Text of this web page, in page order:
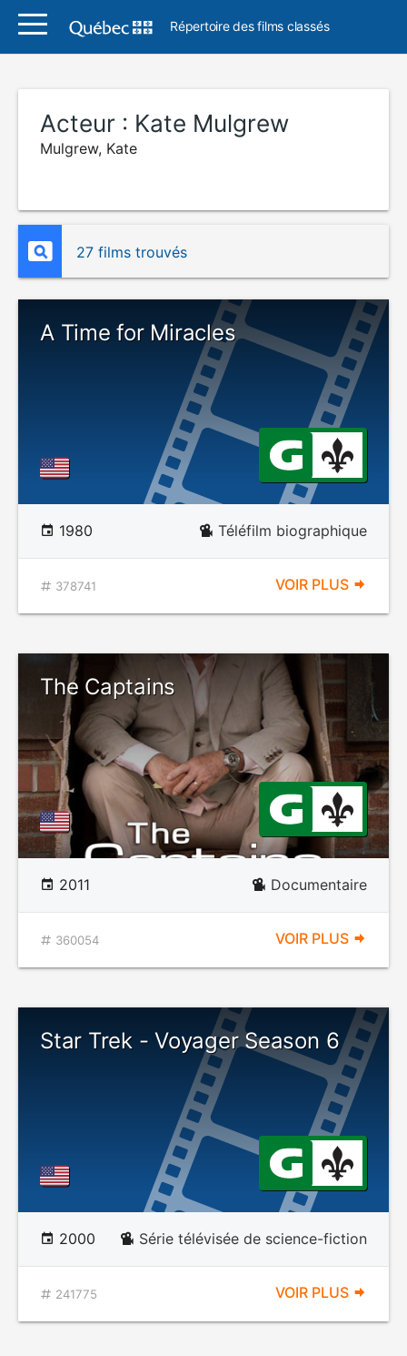
Répertoire des films classés
Acteur : Kate Mulgrew
Mulgrew, Kate
27 films trouvés
A Time for Miracles
1980 Téléfilm biographique
378741 VOIR PLUS
The Captains
2011 Documentaire
360054 VOIR PLUS
Star Trek - Voyager Season 6
2000 Série télévisée de science-fiction
241775 VOIR PLUS